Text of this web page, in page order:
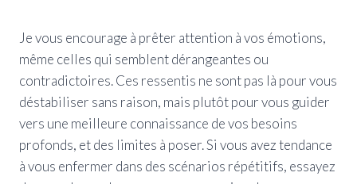
Je vous encourage à prêter attention à vos émotions,
même celles qui semblent dérangeantes ou
contradictoires. Ces ressentis ne sont pas là pour vous
déstabiliser sans raison, mais plutôt pour vous guider
vers une meilleure connaissance de vos besoins
profonds, et des limites à poser. Si vous avez tendance
à vous enfermer dans des scénarios répétitifs, essayez